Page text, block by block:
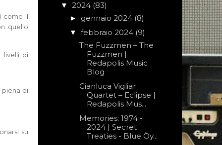
come il
quello
livelli di
piena di
su
▼ 2024 (83)
► gennaio 2024 (8)
▼ febbraio 2024 (9)
The Fuzzmen – The
Fuzzmen |
Redapolis Music
Blog
Gianluca Vigliar
Quartet – Eclipse |
Redapolis Mus...
Memories: 1974 -
2024 | Secret
Treaties - Blue Öy...